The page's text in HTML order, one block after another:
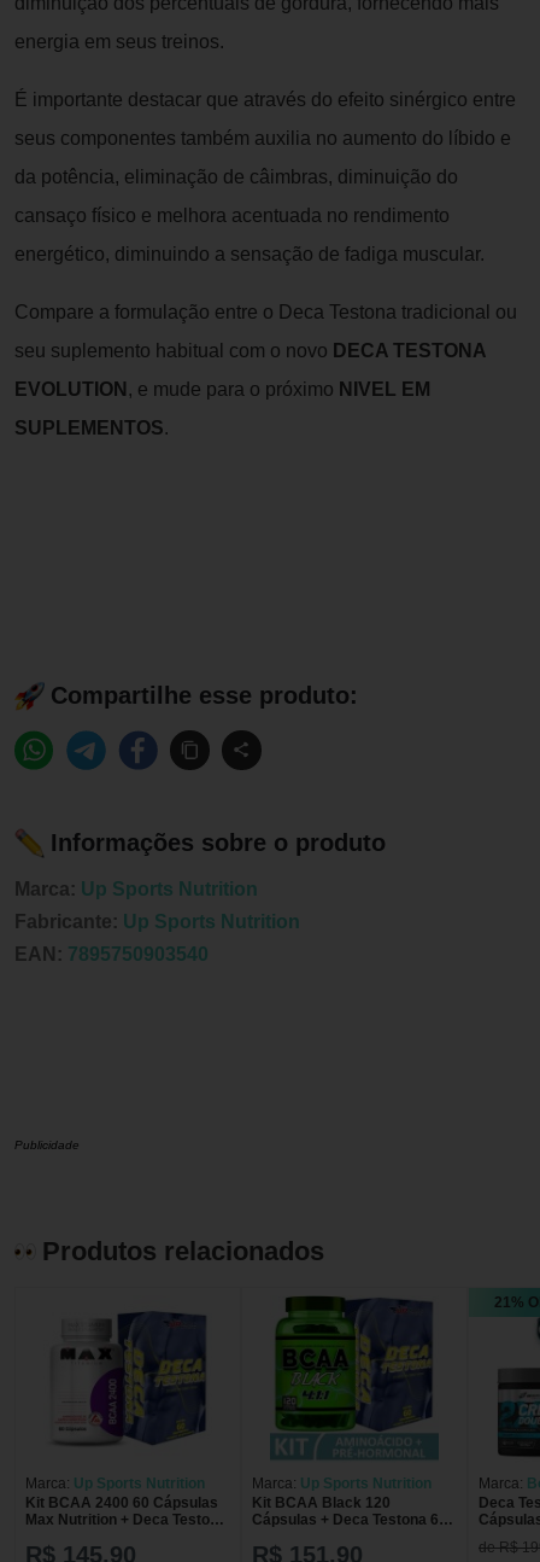
energia em seus treinos.
É importante destacar que através do efeito sinérgico entre
seus componentes também auxilia no aumento do líbido e
da potência, eliminação de câimbras, diminuição do
cansaço físico e melhora acentuada no rendimento
energético, diminuindo a sensação de fadiga muscular.
Compare a formulação entre o Deca Testona tradicional ou
seu suplemento habitual com o novo DECA TESTONA
EVOLUTION , e mude para o próximo NIVEL EM
SUPLEMENTOS.
Compartilhe esse produto:
Informações sobre o produto
Marca: Up Sports Nutrition
Fabricante: Up Sports Nutrition
EAN: 7895750903540
Publicidade
Produtos relacionados
Marca: Up Sports Nutrition
Kit BCAA 2400 60 Cápsulas
Max Nutrition + Deca Testona
Nutrition
R$ 145,90
Marca: Up Sports Nutrition
Kit BCAA Black 120
Cápsulas + Deca Testona 60
R$ 151,90
21%
Marca:
Deca
Grátis
de R$